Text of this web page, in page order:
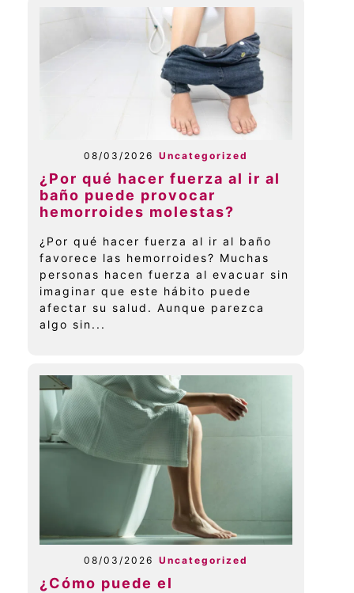
08/03/2026 Uncategorized
¿Por qué hacer fuerza al ir al
baño puede provocar
hemorroides molestas?
¿Por qué hacer fuerza al ir al baño
favorece las hemorroides? Muchas
personas hacen fuerza al evacuar sin
imaginar que este hábito puede
afectar su salud. Aunque parezca
algo sin...
08/03/2026 Uncategorized
¿Cómo puede el